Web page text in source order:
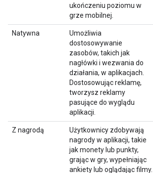
ukończeniu poziomu w
grze mobilnej.
Natywna
Umożliwia
dostosowywanie
zasobów, takich jak
nagłówki i wezwania do
działania, w aplikacjach.
Dostosowując reklamę,
tworzysz reklamy
pasujące do wyglądu
aplikacji.
Z nagrodą
Użytkownicy zdobywają
nagrody w aplikacji, takie
jak monety lub punkty,
grając w gry, wypełniając
ankiety lub oglądając filmy.